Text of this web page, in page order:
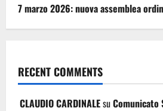
7 marzo 2026: nuova assemblea
RECENT COMMENTS
CLAUDIO CARDINALEsuComunicato